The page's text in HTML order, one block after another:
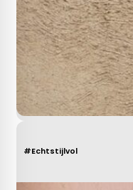
#Echtstijlvol